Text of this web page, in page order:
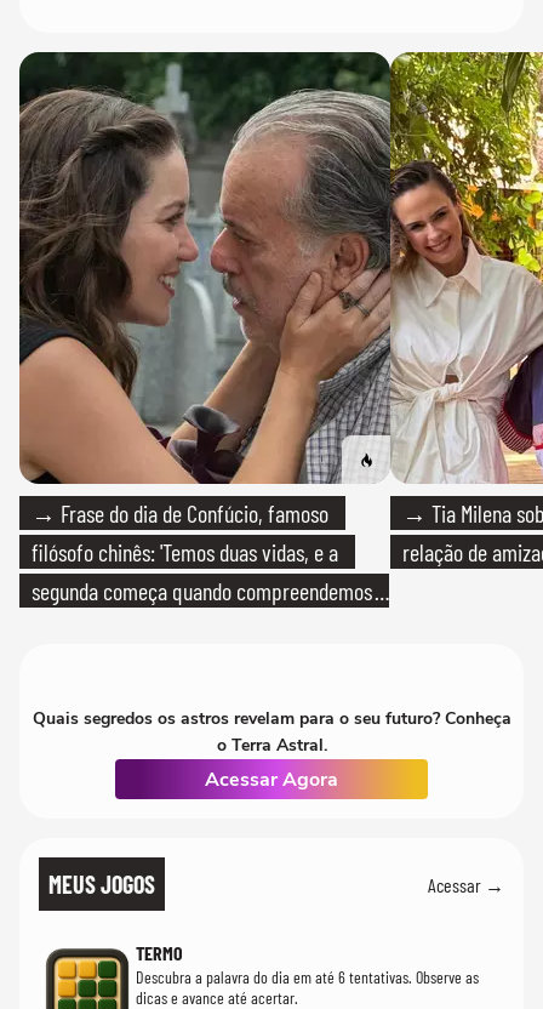
→ Frase do dia de Confúcio, famoso
filósofo chinês: 'Temos duas vidas, e a
segunda começa quando compreendemos
→ Tia Milena
relação de
Quais segredos os astros revelam para o seu futuro? Conheça
o Terra Astral.
Acessar Agora
MEUS JOGOS Acessar →
TERMO
Descubra a palavra do dia em até 6 tentativas. Observe as
dicas e avance até acertar.